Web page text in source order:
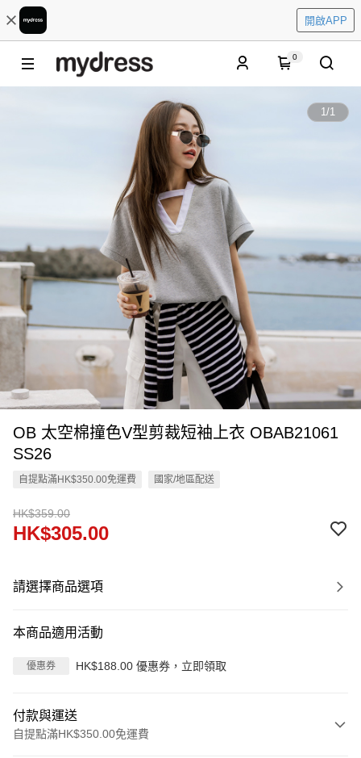
開啟APP
0
1/1
OB 太空棉撞色V型剪裁短袖上衣 OBAB21061
SS26
自提點滿HK$350.00免運費 國家/地區配送
HK$359.00
HK$305.00
請選擇商品選項
本商品適用活動
優惠券 HK$188.00 優惠券，立即領取
付款與運送
自提點滿HK$350.00免運費